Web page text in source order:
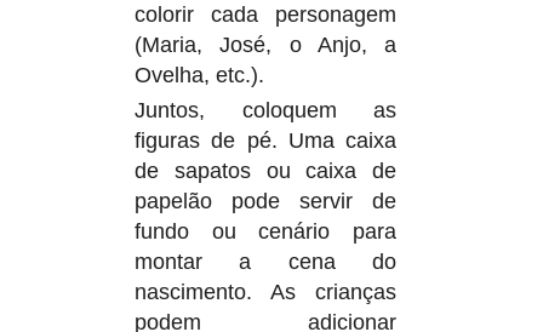
colorir cada personagem
(Maria, José, o Anjo, a
Ovelha, etc.).
Juntos, coloquem as
figuras de pé. Uma caixa
de sapatos ou caixa de
papelão pode servir de
fundo ou cenário para
montar a cena do
nascimento. As crianças
podem adicionar